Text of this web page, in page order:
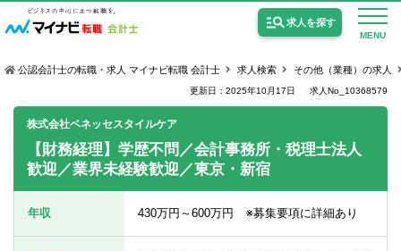
MENU
求人を探す
公認会計士の求人
監査法人の求人
公認会計士試験合格向けの求人
公認会計士の転職・求人 マイナビ転職 会計士 求人検索 その他（業種）の求人
更新日：2025年10月17日 求人No_10368579
株式会社ベネッセスタイルケア
【財務経理】学歴不問／会計事務所・税理士法人
歓迎／業界未経験歓迎／東京・新宿
年収 430万円～600万円 ※募集要項に詳細あり